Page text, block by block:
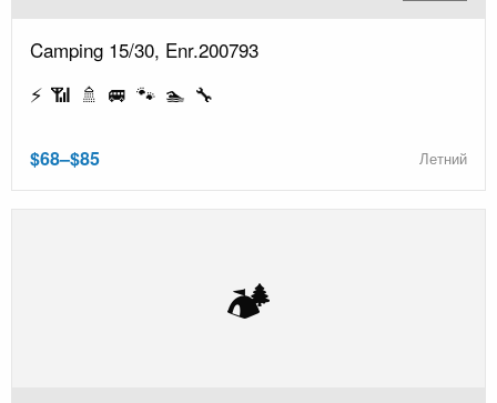
Camping 15/30, Enr.200793
⚡ 📶 🚿 🚐 🐾 🏊 🔧
$68–$85 Летний
🏕️